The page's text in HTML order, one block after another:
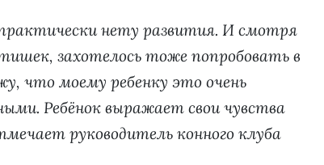
нету развития. И смотря
захотелось тоже попробовать в
что моему ребенку это очень
Ребёнок выражает свои чувства
руководитель конного клуба